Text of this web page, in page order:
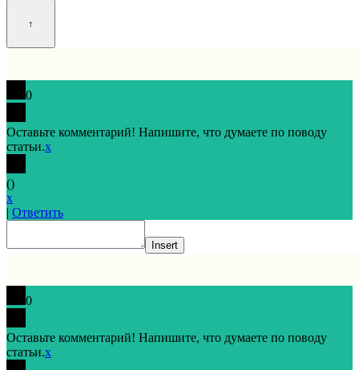
0
Оставьте комментарий! Напишите, что думаете по поводу
статьи.x
()
x
| Ответить
Insert
0
Оставьте комментарий! Напишите, что думаете по поводу
статьи.x